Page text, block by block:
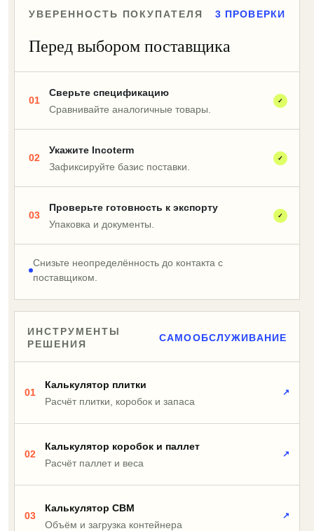
УВЕРЕННОСТЬ ПОКУПАТЕЛЯ 3 ПРОВЕРКИ
Перед выбором поставщика
01
Сверьте спецификацию
Сравнивайте аналогичные товары.
✓
02
Укажите Incoterm
Зафиксируйте базис поставки.
✓
03
Проверьте готовность к экспорту
Упаковка и документы.
✓
Снизьте неопределённость до контакта с
поставщиком.
ИНСТРУМЕНТЫ
РЕШЕНИЯ
САМООБСЛУЖИВАНИЕ
01
Калькулятор плитки
Расчёт плитки, коробок и запаса
↗
02
Калькулятор коробок и паллет
Расчёт паллет и веса
↗
03
Калькулятор CBM
Объём и загрузка контейнера
↗